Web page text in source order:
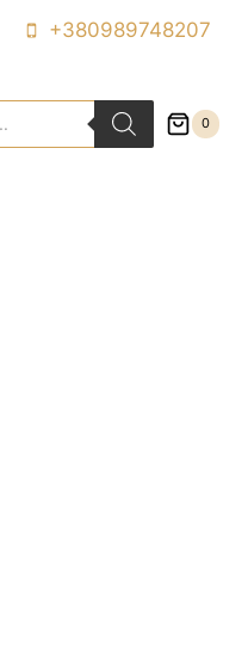
+380989748207
0